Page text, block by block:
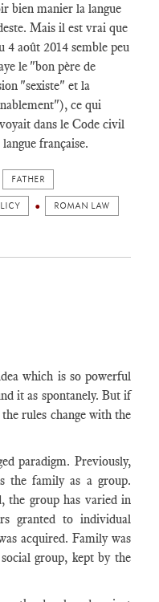
bien manier la langue
Mais il est vrai que
août 2014 semble peu
le "bon père de
"sexiste" et la
ce qui
dans le Code civil
française.
FATHER
ROMAN LAW
which is so powerful
it as spontanely. But if
rules change with the
paradigm. Previously,
the family as a group.
the group has varied in
granted to individual
acquired. Family was
group, kept by the